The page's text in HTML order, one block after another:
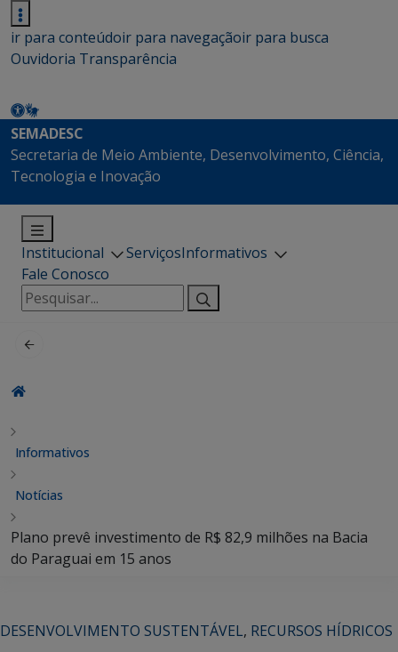
ir para conteúdoir para navegaçãoir para busca
Ouvidoria Transparência
SEMADESC
Secretaria de Meio Ambiente, Desenvolvimento, Ciência,
Tecnologia e Inovação
Institucional ServiçosInformativos
Fale Conosco
Pesquisar
por:
Informativos
Notícias
Plano prevê investimento de R$ 82,9 milhões na Bacia
do Paraguai em 15 anos
DESENVOLVIMENTO SUSTENTÁVEL, RECURSOS HÍDRICOS